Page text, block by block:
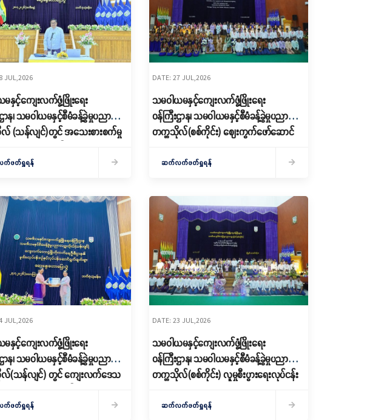
JUL,2026
နှင့်ကျေးလက်ဖွံ့ဖြိုးရေး
ာန၊ သမဝါယမနှင့်စီမံခန့်ခွဲမှုပညာ
(သန်လျင်)တွင် အသေးစားစက်မှု
ငန်းဆောင်ရွက်ချက်များ ဆွေးနွေး
ဖတ်ရှုရန်
DATE: 27 JUL,2026
သမဝါယမနှင့်ကျေးလက်ဖွံ့ဖြိုးရေး
ဝန်ကြီးဌာန၊ သမဝါယမနှင့်စီမံခန့်ခွဲမှုပညာ
တက္ကသိုလ်(စစ်ကိုင်း) ဈေးကွက်ဖော်ဆောင်
ကျောင်းသူများ၏ အာစရိယပူဇော်ပွဲနှင့်
ကျင်းပ
ဆက်လက်ဖတ်ရှုရန်
JUL,2026
နှင့်ကျေးလက်ဖွံ့ဖြိုးရေး
ာန၊ သမဝါယမနှင့်စီမံခန့်ခွဲမှုပညာ
(သန်လျင်) တွင် ကျေးလက်ဒေသ
စဉ်နှင့် လုပ်ငန်းဆောင်ရွက် ချက်များ
ဖတ်ရှုရန်
DATE: 23 JUL,2026
သမဝါယမနှင့်ကျေးလက်ဖွံ့ဖြိုးရေး
ဝန်ကြီးဌာန၊ သမဝါယမနှင့်စီမံခန့်ခွဲမှုပညာ
တက္ကသိုလ်(စစ်ကိုင်း) လူမှုစီးပွားရေးလုပ်ငန်း
ကျောင်းသူများ၏ အာစရိယပူဇော်ပွဲနှင့်
ဆက်လက်ဖတ်ရှုရန်